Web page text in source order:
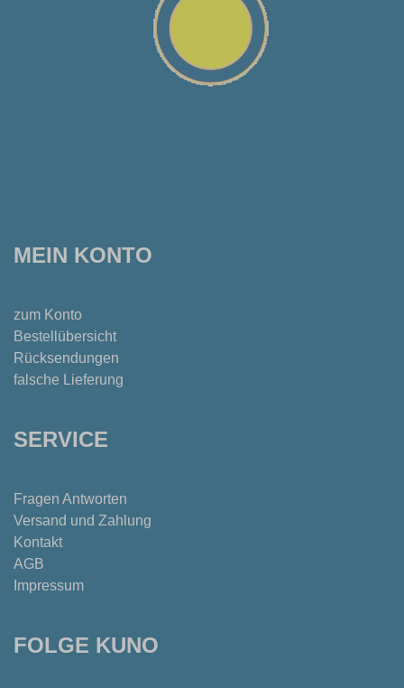
MEIN KONTO
zum Konto
Bestellübersicht
Rücksendungen
falsche Lieferung
SERVICE
Fragen Antworten
Versand und Zahlung
Kontakt
AGB
Impressum
FOLGE KUNO